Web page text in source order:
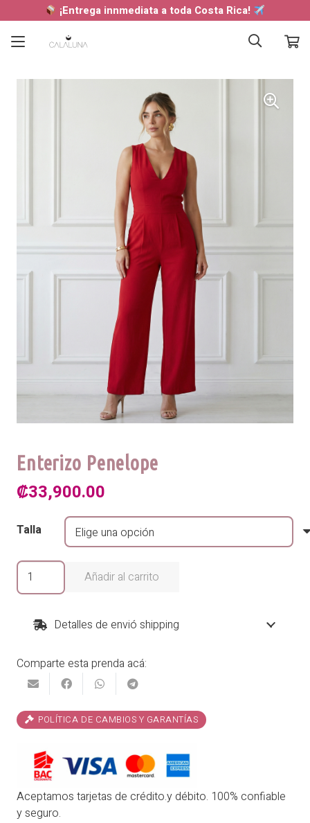
¡Entrega innmediata a toda Costa Rica!
Enterizo Penelope
₡33,900.00
Talla
Enterizo
Penelope
Añadir al carrito
Detalles de envió shipping
Comparte esta prenda acá:
POLÍTICA DE CAMBIOS Y GARANTÍAS
Aceptamos tarjetas de crédito.y débito. 100% confiable
y seguro.